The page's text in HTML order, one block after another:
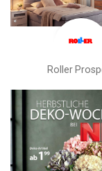
Roller